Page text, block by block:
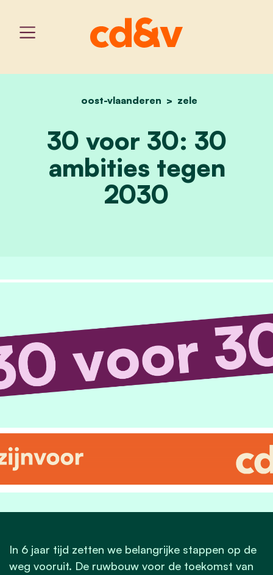
home
oost-vlaanderen zele
30 voor 30: 30 ambities
30 voor 30: 30
ambities tegen
2030
In 6 jaar tijd zetten we belangrijke stappen op de
weg vooruit. De ruwbouw voor de toekomst van